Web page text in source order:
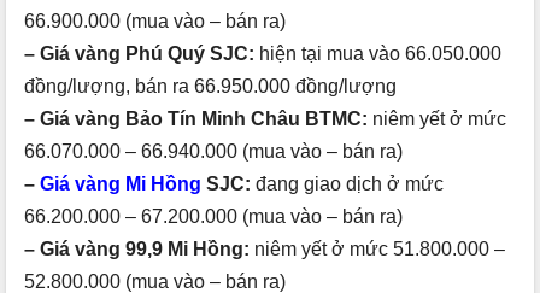
66.900.000 (mua vào – bán ra)
– Giá vàng Phú Quý SJC: hiện tại mua vào 66.050.000
đồng/lượng, bán ra 66.950.000 đồng/lượng
– Giá vàng Bảo Tín Minh Châu BTMC: niêm yết ở mức
66.070.000 – 66.940.000 (mua vào – bán ra)
– Giá vàng Mi Hồng SJC: đang giao dịch ở mức
66.200.000 – 67.200.000 (mua vào – bán ra)
– Giá vàng 99,9 Mi Hồng: niêm yết ở mức 51.800.000 –
52.800.000 (mua vào – bán ra)